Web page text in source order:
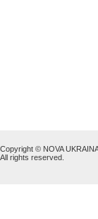
Copyright © NOVA
All rights reserved.